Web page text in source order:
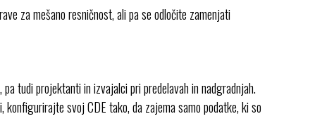
za mešano resničnost, ali pa se odločite zamenjati
tudi projektanti in izvajalci pri predelavah in nadgradnjah.
svoj CDE tako, da zajema samo podatke, ki so